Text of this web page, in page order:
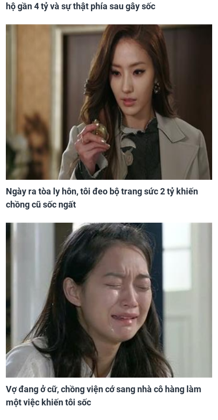
hộ gần 4 tỷ và sự thật phía sau gây sốc
Ngày ra tòa ly hôn, tôi đeo bộ trang sức 2 tỷ khiến
chồng cũ sốc ngất
Vợ đang ở cữ, chồng viện cớ sang nhà cô hàng làm
một việc khiến tôi sốc